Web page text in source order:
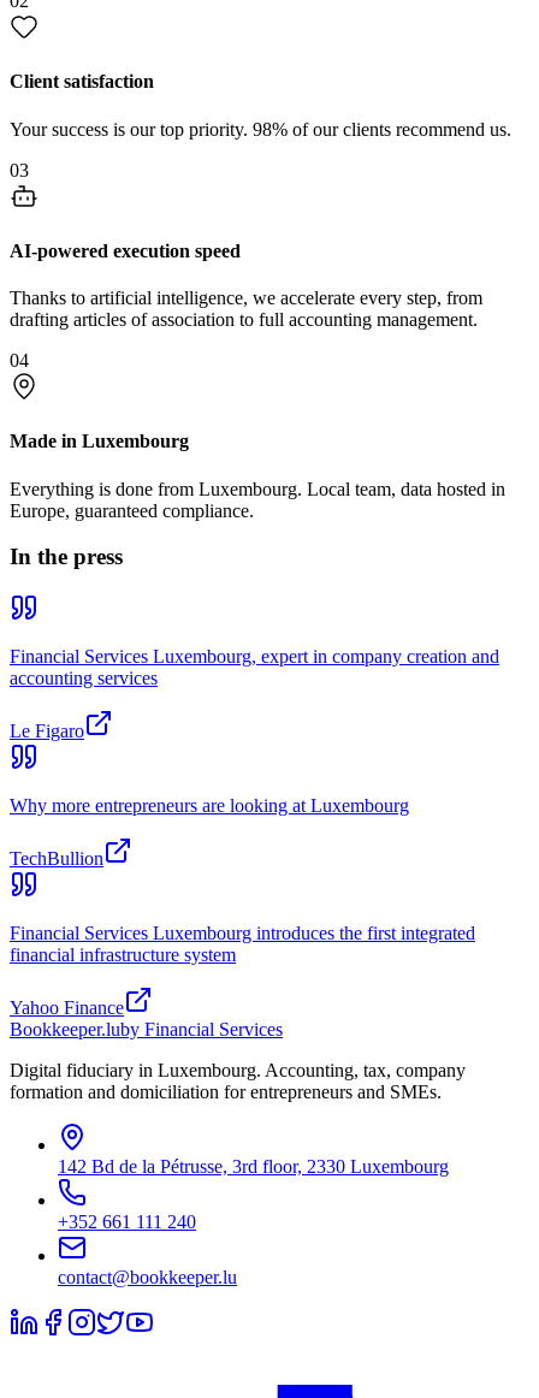
Client satisfaction
Your success is our top priority. 98% of our clients recommend us.
03
AI-powered execution speed
Thanks to artificial intelligence, we accelerate every step, from
drafting articles of association to full accounting management.
04
Made in Luxembourg
Everything is done from Luxembourg. Local team, data hosted in
Europe, guaranteed compliance.
In the press
Financial Services Luxembourg, expert in company creation and
accounting services
Le Figaro
Why more entrepreneurs are looking at Luxembourg
TechBullion
Financial Services Luxembourg introduces the first integrated
financial infrastructure system
Yahoo Finance
Bookkeeper.luby Financial Services
Digital fiduciary in Luxembourg. Accounting, tax, company
formation and domiciliation for entrepreneurs and SMEs.
142 Bd de la Pétrusse, 3rd floor, 2330 Luxembourg
+352 661 111 240
contact@bookkeeper.lu